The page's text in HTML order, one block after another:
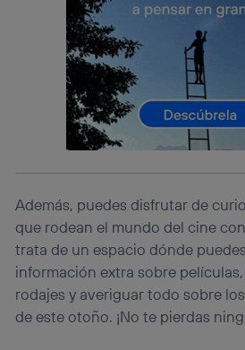
Además, puedes disfrutar de
que rodean el mundo del cine con
trata de un espacio dónde
información extra sobre
rodajes y averiguar todo sobre
de este otoño. ¡No te pierdas
lo que cualquier persona que
consienta el uso de la tecnología
identificador. Típicamente:
Si utilizas unaconexión de banda
el marketing o análisis se realizará
actividades de navegación de los
que hayan dado su
Si utilizasdatos móviles, el
navegación del usuario del móvil.
Puedes gestionar los
“Administrar Utiq” en la parte
visitando el portal de privacidad
(“consenthub”). Para más
la política de privacidad de Utiq.